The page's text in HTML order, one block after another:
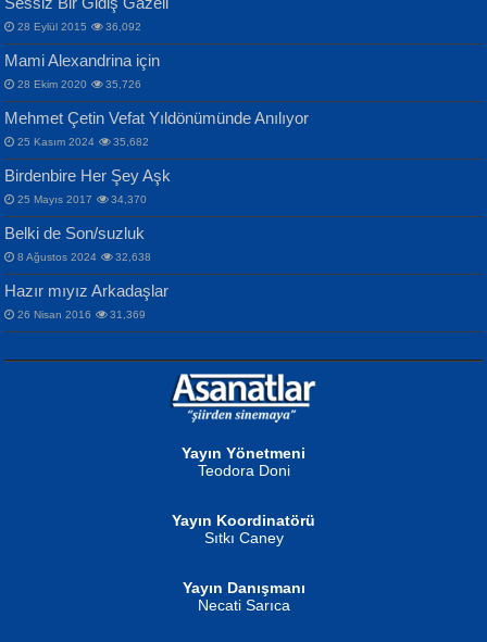
Gazze’nin Şecaati, Ümmetin İmtihanı...
MAHMUT GÜRBÜZ
İbrahim Olmak ve Bitirebilmek...
NURAN KÖSE BAYDAR
İdrakimle Üşürken...
Songül Özel
Mahzen...
Ben Deniz Değilim ki...
İnsanlarına Dair...
NAZIM HİKMET RAN
Bir Cezaevinde, Tecritteki Adamın
Mektupları...
28 Eylül 2015 36,092
Mami Alexandrina için
28 Ekim 2020 35,726
Mehmet Çetin Vefat Yıldönümünde Anılıyor
25 Kasım 2024 35,682
Birdenbire Her Şey Aşk
25 Mayıs 2017 34,370
Belki de Son/suzluk
8 Ağustos 2024 32,638
Hazır mıyız Arkadaşlar
26 Nisan 2016 31,369
Yayın Yönetmeni
Teodora Doni
Yayın Koordinatörü
Sıtkı Caney
Yayın Danışmanı
Necati Sarıca